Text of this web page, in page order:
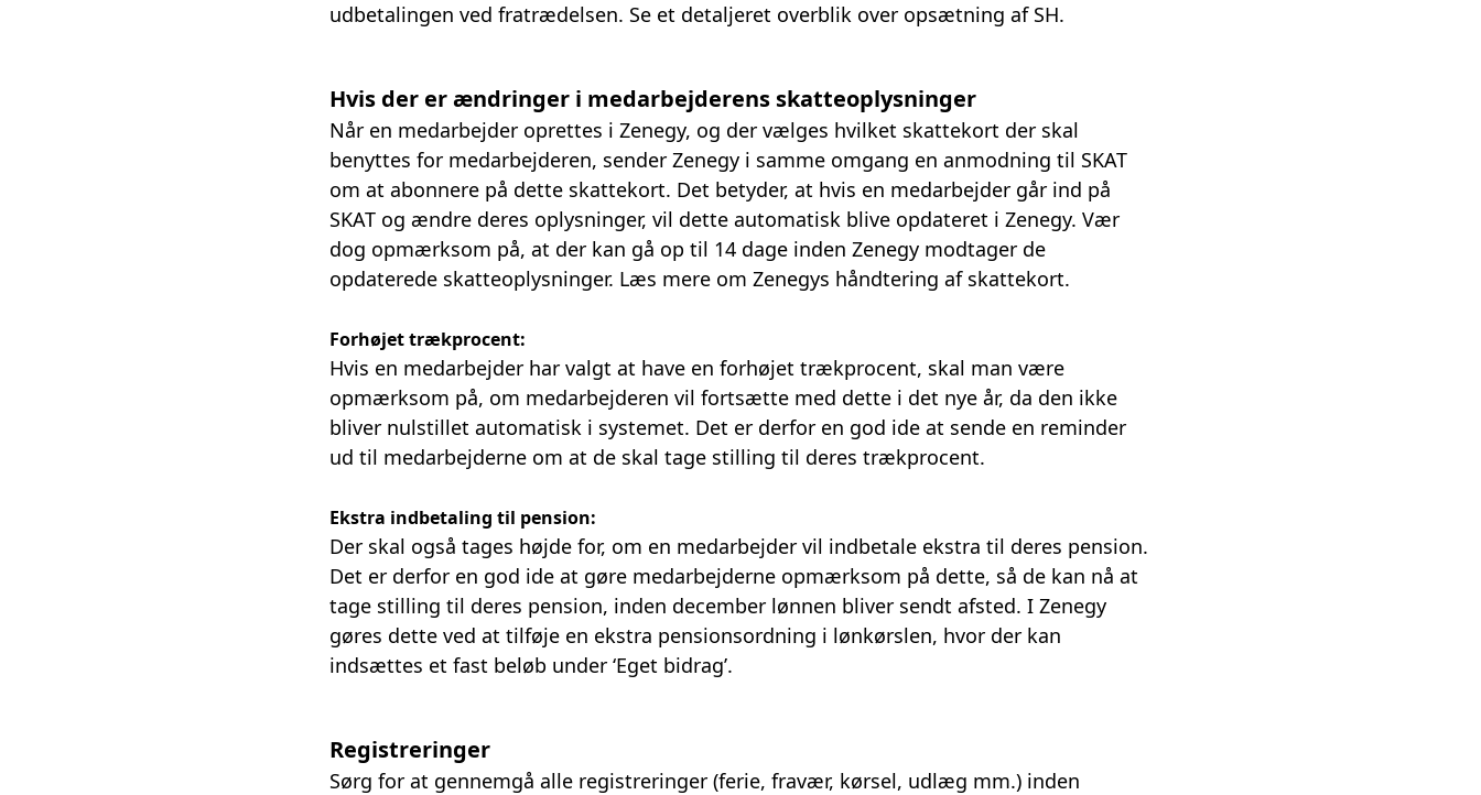
udbetalingen ved fratrædelsen. Se et detaljeret overblik over opsætning af SH.
Hvis der er ændringer i medarbejderens skatteoplysninger
Når en medarbejder oprettes i Zenegy, og der vælges hvilket skattekort der skal
benyttes for medarbejderen, sender Zenegy i samme omgang en anmodning til SKAT
om at abonnere på dette skattekort. Det betyder, at hvis en medarbejder går ind på
SKAT og ændre deres oplysninger, vil dette automatisk blive opdateret i Zenegy. Vær
dog opmærksom på, at der kan gå op til 14 dage inden Zenegy modtager de
opdaterede skatteoplysninger. Læs mere om Zenegys håndtering af skattekort.
Forhøjet trækprocent:
Hvis en medarbejder har valgt at have en forhøjet trækprocent, skal man være
opmærksom på, om medarbejderen vil fortsætte med dette i det nye år, da den ikke
bliver nulstillet automatisk i systemet. Det er derfor en god ide at sende en reminder
ud til medarbejderne om at de skal tage stilling til deres trækprocent.
Ekstra indbetaling til pension:
Der skal også tages højde for, om en medarbejder vil indbetale ekstra til deres pension.
Det er derfor en god ide at gøre medarbejderne opmærksom på dette, så de kan nå at
tage stilling til deres pension, inden december lønnen bliver sendt afsted. I Zenegy
gøres dette ved at tilføje en ekstra pensionsordning i lønkørslen, hvor der kan
indsættes et fast beløb under ‘Eget bidrag’.
Registreringer
Sørg for at gennemgå alle registreringer (ferie, fravær, kørsel, udlæg mm.) inden